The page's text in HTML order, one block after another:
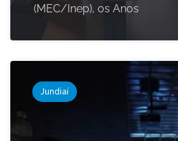
(MEC/Inep), os Anos
Jundiaí